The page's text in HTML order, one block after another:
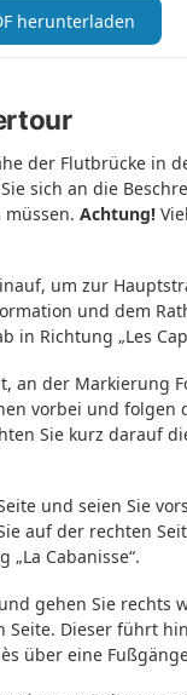
herunterladen
der Flutbrücke in
sich an die
Achtung!
um zur
und dem
in Richtung „Les
an der Markierung
vorbei und folgen
Sie kurz darauf
und seien Sie
auf der rechten
Cabanisse“.
und gehen Sie rechts
Seite. Dieser führt
über eine